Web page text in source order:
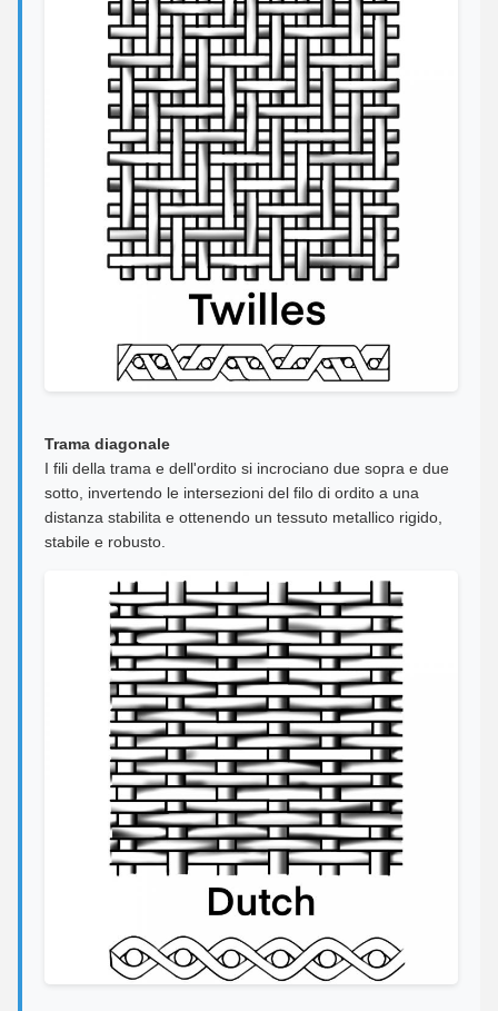
Trama diagonale
I fili della trama e dell'ordito si incrociano due sopra e due
sotto, invertendo le intersezioni del filo di ordito a una
distanza stabilita e ottenendo un tessuto metallico rigido,
stabile e robusto.